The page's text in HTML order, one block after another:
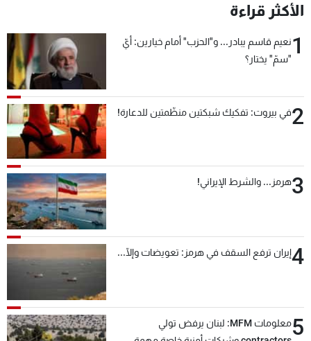
الأكثر قراءة
1نعيم قاسم يبادر... و"الحزب" أمام خيارين: أيّ
"سمّ" يختار؟
2في بيروت: تفكيك شبكتين منظّمتين للدعارة!
3هرمز... والشرط الإيراني!
4إيران ترفع السقف في هرمز: تعويضات وإلّا...
5
معلومات MFM: لبنان يرفض تولي
البرامج
شاهد البرامج
الترددات
عن MTV
الإنـتـاج
وظائف
شروط الإسـتخدام
سياسة الخصوصية